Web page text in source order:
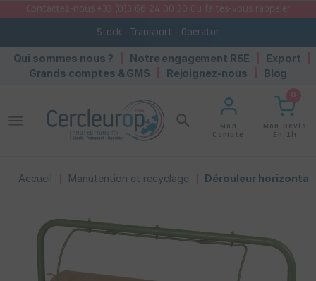
Contactez-nous +33 (0)3 66 24 00 30 Ou faites-vous rappeler
Stock - Transport - Operator
Qui sommes nous ? Notre engagement RSE
Export
Grands comptes & GMS
Rejoignez-nous Blog
search
Mon
Compte
0
Mon Devis
En 1h
menu
Accueil Manutention et recyclage Dérouleur